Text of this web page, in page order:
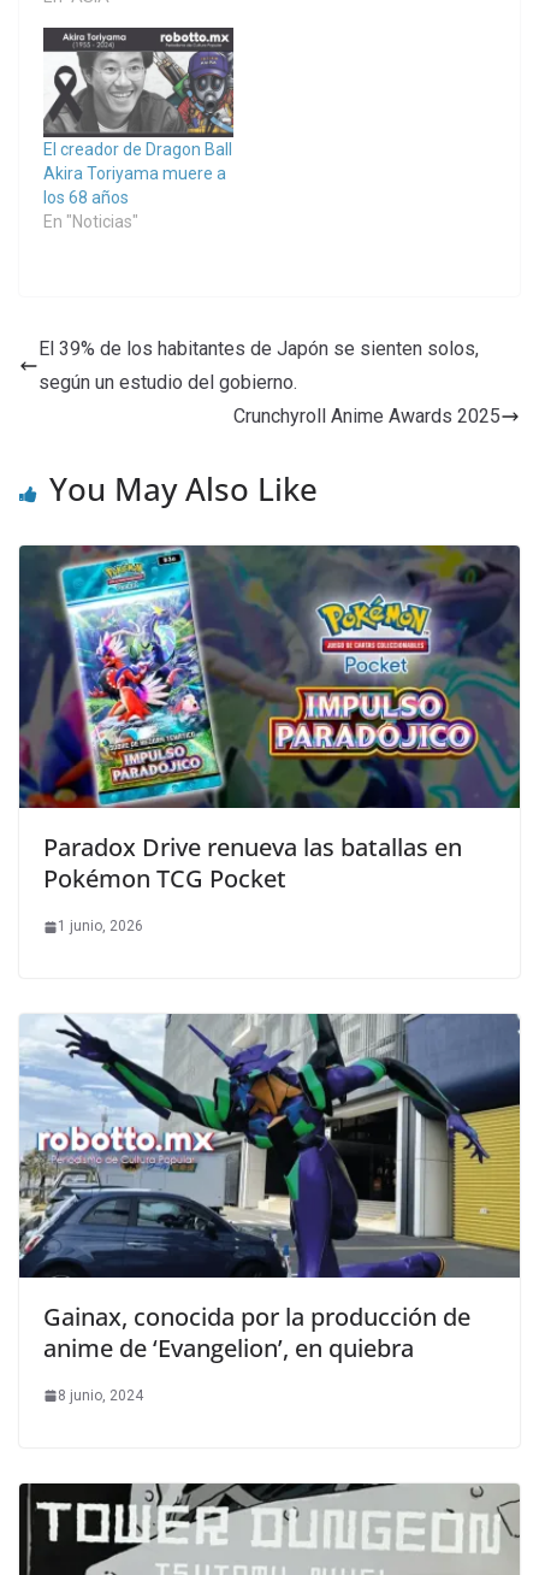
El creador de Dragon Ball
Akira Toriyama muere a
los 68 años
En "Noticias"
El 39% de los habitantes de Japón se sienten solos,
según un estudio del gobierno.
Crunchyroll Anime Awards 2025
You May Also Like
Paradox Drive renueva las batallas en
Pokémon TCG Pocket
1 junio, 2026
Gainax, conocida por la producción de
anime de ‘Evangelion’, en quiebra
8 junio, 2024